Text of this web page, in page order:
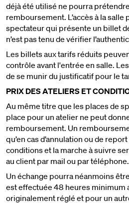
déjà été utilisé ne pourra
remboursement. L’accès à la salle
spectateur qui présente un billet
n’est pas tenu de vérifier
Les billets aux tarifs réduits
contrôle avant l'entrée en salle.
de se munir du justificatif pour le
PRIX DES ATELIERS ET
Au même titre que les places de
place pour un atelier ne peut
remboursement. Un
qu’en cas d’annulation ou de
conditions et la marche à suivre
au client par mail ou par téléphone.
Un échange pourra néanmoins
est effectuée 48 heures minimum
originalement réglé et pour un